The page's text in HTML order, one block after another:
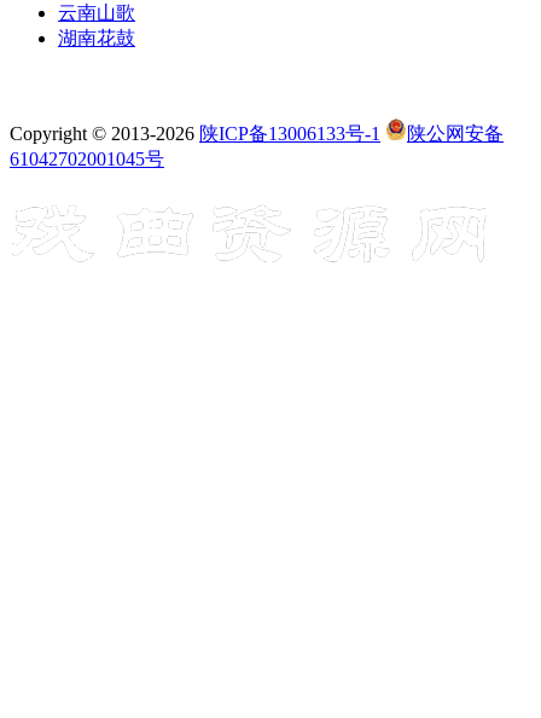
云南山歌
湖南花鼓
Copyright © 2013-2026 陕ICP备13006133号-1
陕公网安备
61042702001045号